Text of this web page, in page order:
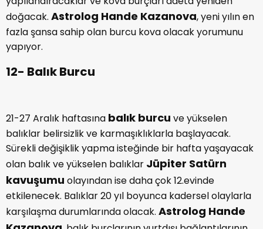
yapılandıracaklar ve kova burçları adeta yeniden
doğacak. Astrolog Hande Kazanova, yeni yılın en
fazla şansa sahip olan burcu kova olacak yorumunu
yapıyor.
12- Balık Burcu
21-27 Aralık haftasına balık burcu ve yükselen
balıklar belirsizlik ve karmaşıklıklarla başlayacak.
Sürekli değişiklik yapma isteğinde bir hafta yaşayacak
olan balık ve yükselen balıklar Jüpiter Satürn
kavuşumu olayından ise daha çok 12.evinde
etkilenecek. Balıklar 20 yıl boyunca kadersel olaylarla
karşılaşma durumlarında olacak. Astrolog Hande